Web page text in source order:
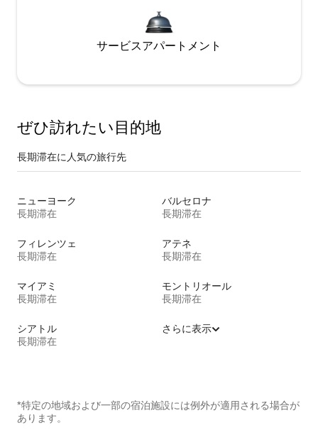
サービスアパートメント
ぜひ訪⁠れ⁠た⁠い目⁠的⁠地
長期滞在に人気の旅行先
ニューヨーク
長期滞在
バルセロナ
長期滞在
フィレンツェ
長期滞在
アテネ
長期滞在
マイアミ
長期滞在
モントリオール
長期滞在
シアトル
長期滞在
さらに表示
*特定の地域および一部の宿泊施設には例外が適用される場合が
あります。